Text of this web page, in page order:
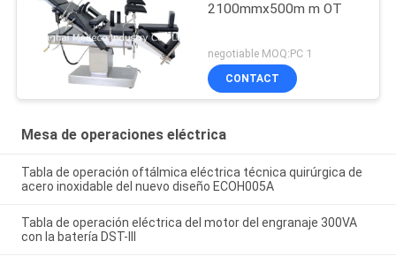
2100mmx500m m OT
negotiable MOQ:PC 1
CONTACT
Mesa de operaciones eléctrica
Tabla de operación oftálmica eléctrica técnica quirúrgica de
acero inoxidable del nuevo diseño ECOH005A
Tabla de operación eléctrica del motor del engranaje 300VA
con la batería DST-III